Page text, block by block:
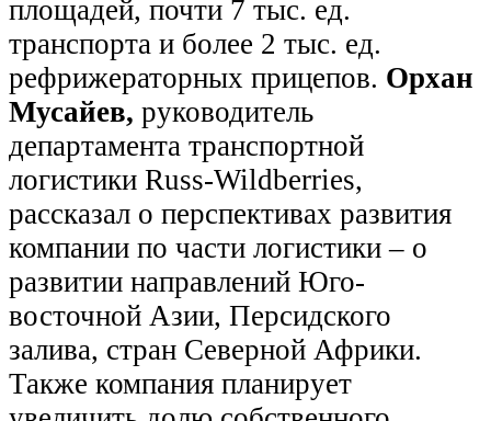
площадей, почти 7 тыс. ед.
транспорта и более 2 тыс. ед.
рефрижераторных прицепов. Орхан
Мусайев, руководитель
департамента транспортной
логистики Russ-Wildberries,
рассказал о перспективах развития
компании по части логистики – о
развитии направлений Юго-
восточной Азии, Персидского
залива, стран Северной Африки.
Также компания планирует